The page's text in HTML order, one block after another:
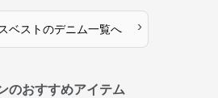
ベストのデニム一覧へ ›
のおすすめアイテム